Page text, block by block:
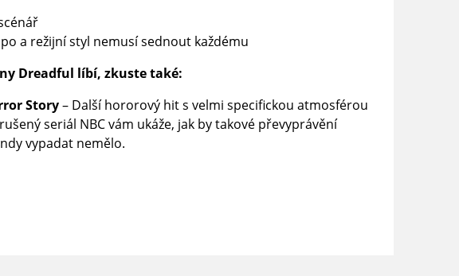
a režijní styl nemusí sednout každému
Dreadful líbí, zkuste také:
Story– Další hororový hit s velmi specifickou atmosférou
seriál NBC vám ukáže, jak by takové převyprávění
vypadat nemělo.